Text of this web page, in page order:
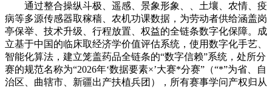
通过整合操纵斗极、遥感、景象形象、、土壤、农情、疫
病等多源传感器取稼穑、农机功课数据，为劳动者供给涵盖岗
亭保举、技术升级、行程放置、权益的全链条数字化保障。成
立基于中国的临床取经济学价值评估系统，使用数字化手艺、
智能化算法，建立笼盖药品全链条的“数字信赖”系统，处所分
赛的规范名称为“2026年‘数据要素×’大赛*分赛”（“*”为省、自
治区、曲辖市、新疆出产扶植兵团），所有赛事学问产权归从